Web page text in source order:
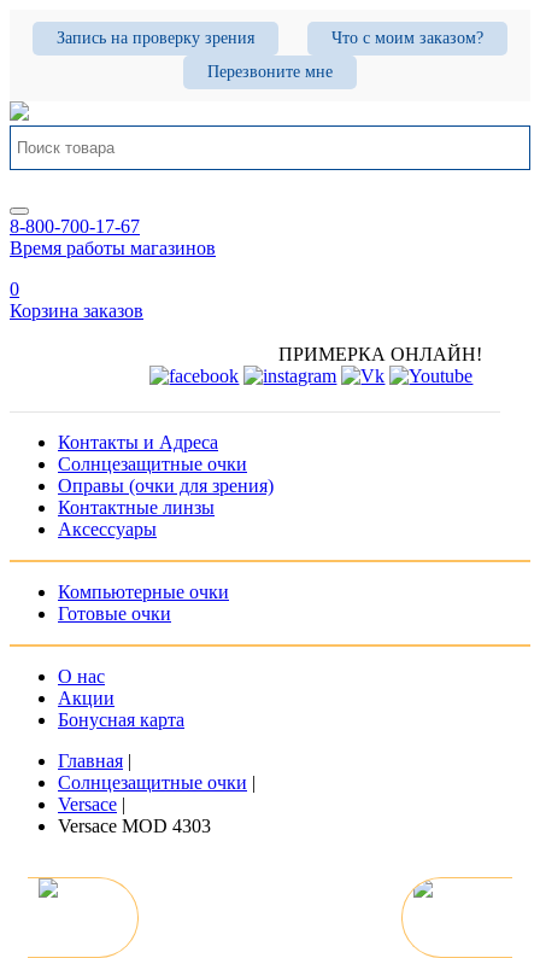
Запись на проверку зрения
Что с моим заказом?
Перезвоните мне
8-800-700-17-67
Время работы магазинов
0
Корзина заказов
ПРИМЕРКА ОНЛАЙН!
Контакты и Адреса
Солнцезащитные очки
Оправы (очки для зрения)
Контактные линзы
Аксессуары
Компьютерные очки
Готовые очки
О нас
Акции
Бонусная карта
Главная |
Солнцезащитные очки |
Versace |
Versace MOD 4303